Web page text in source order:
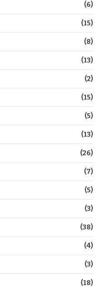
(6)
(15)
(8)
(13)
(2)
(15)
(5)
(13)
(26)
(7)
(5)
(3)
(38)
(4)
(3)
(18)